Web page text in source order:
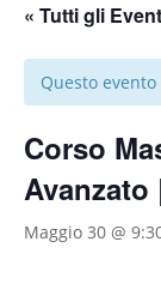
« Tutti gli
Questo evento
Corso
Maggio 30 @